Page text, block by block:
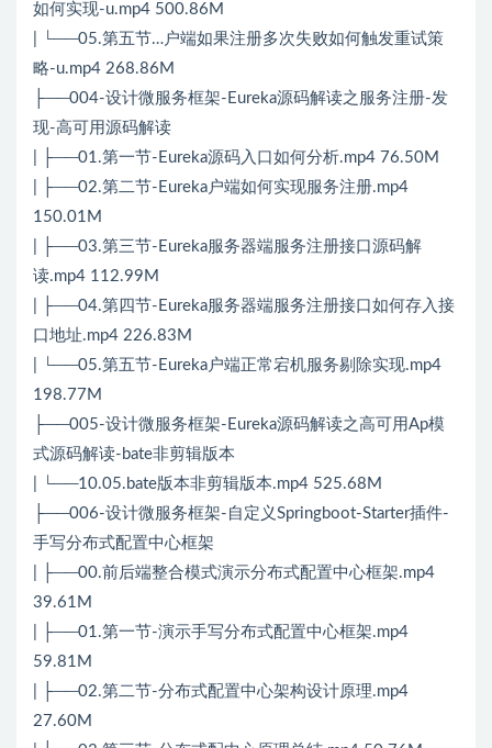
如何实现-u.mp4 500.86M
| └──05.第五节…户端如果注册多次失败如何触发重试策
略-u.mp4 268.86M
├──004-设计微服务框架-Eureka源码解读之服务注册-发
现-高可用源码解读
| ├──01.第一节-Eureka源码入口如何分析.mp4 76.50M
| ├──02.第二节-Eureka户端如何实现服务注册.mp4
150.01M
| ├──03.第三节-Eureka服务器端服务注册接口源码解
读.mp4 112.99M
| ├──04.第四节-Eureka服务器端服务注册接口如何存入接
口地址.mp4 226.83M
| └──05.第五节-Eureka户端正常宕机服务剔除实现.mp4
198.77M
├──005-设计微服务框架-Eureka源码解读之高可用Ap模
式源码解读-bate非剪辑版本
| └──10.05.bate版本非剪辑版本.mp4 525.68M
├──006-设计微服务框架-自定义Springboot-Starter插件-
手写分布式配置中心框架
| ├──00.前后端整合模式演示分布式配置中心框架.mp4
39.61M
| ├──01.第一节-演示手写分布式配置中心框架.mp4
59.81M
| ├──02.第二节-分布式配置中心架构设计原理.mp4
27.60M